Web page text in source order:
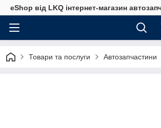
eShop від LKQ інтернет-магазин
Товари та послуги Автозапчастини